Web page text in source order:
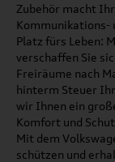
Zubehör macht
Kommunikations-
Platz fürs Leben:
verschaffen Sie
Freiräume nach
hinterm Steuer
wir Ihnen ein
Komfort und
Mit dem
schützen und